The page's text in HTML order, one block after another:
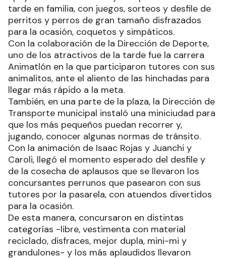
tarde en familia, con juegos, sorteos y desfile de
perritos y perros de gran tamaño disfrazados
para la ocasión, coquetos y simpáticos.
Con la colaboración de la Dirección de Deporte,
uno de los atractivos de la tarde fue la carrera
Animatlón en la que participaron tutores con sus
animalitos, ante el aliento de las hinchadas para
llegar más rápido a la meta.
También, en una parte de la plaza, la Dirección de
Transporte municipal instaló una miniciudad para
que los más pequeños puedan recorrer y,
jugando, conocer algunas normas de tránsito.
Con la animación de Isaac Rojas y Juanchi y
Caroli, llegó el momento esperado del desfile y
de la cosecha de aplausos que se llevaron los
concursantes perrunos que pasearon con sus
tutores por la pasarela, con atuendos divertidos
para la ocasión.
De esta manera, concursaron en distintas
categorías -libre, vestimenta con material
reciclado, disfraces, mejor dupla, mini-mi y
grandulones- y los más aplaudidos llevaron